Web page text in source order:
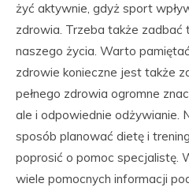
żyć aktywnie, gdyż sport
zdrowia. Trzeba także zadbać
naszego życia. Warto
zdrowie konieczne jest także
pełnego zdrowia ogromne
ale i odpowiednie odżywianie.
sposób planować dietę i
poprosić o pomoc specjalistę.
wiele pomocnych informacji